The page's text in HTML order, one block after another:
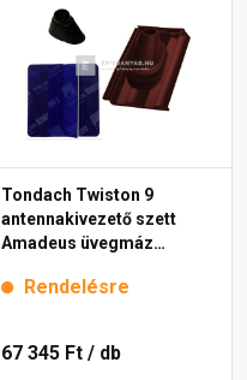
Tondach Twiston 9
antennakivezető szett
Amadeus üvegmáz
Rendelésre
67 345 Ft / db